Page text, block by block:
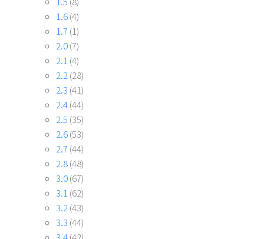
1.6(4)
1.7 (1)
2.0(7)
2.1 (4)
2.2 (28)
2.3 (41)
2.4(44)
2.5 (35)
2.6(53)
2.7 (44)
2.8(48)
3.0(67)
3.1 (62)
3.2 (43)
3.3 (44)